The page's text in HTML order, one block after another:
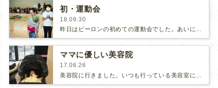
初・運動会
18.09.30
昨日はピーロンの初めての運動会でした。あいにくの天気で、近くの小学校の体育館での屋内運動会。人が好き、体を動かすのが大好きなの…
ママに優しい美容院
17.06.26